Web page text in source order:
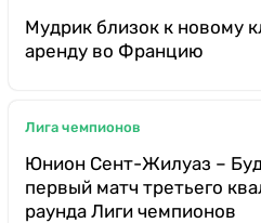
Мудрик близок к новому
аренду во Францию
Лига чемпионов
Юнион Сент-Жилуаз –
первый матч третьего
раунда Лиги чемпионов